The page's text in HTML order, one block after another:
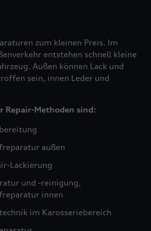
zum kleinen Preis. Im
entstehen schnell kleine
Außen können Lack und
sein, innen Leder und
Repair-Methoden sind:
außen
Lackierung
und -reinigung,
innen
im Karosseriebereich